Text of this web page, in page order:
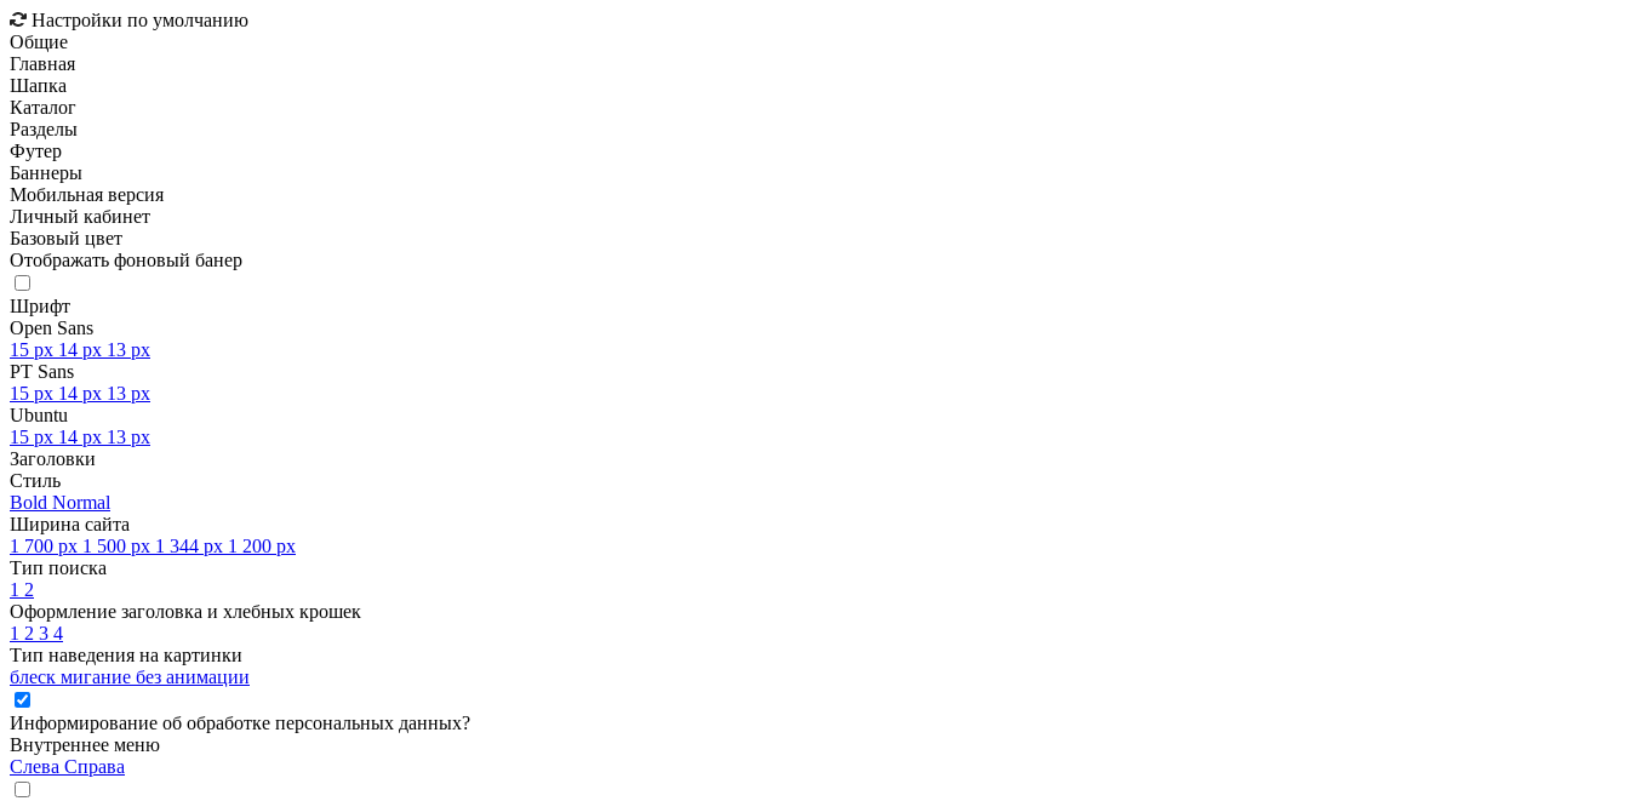
Настройки по умолчанию
Общие
Главная
Шапка
Каталог
Разделы
Футер
Баннеры
Мобильная версия
Личный кабинет
Базовый цвет
Отображать фоновый банер
Шрифт
Open Sans
15 px 14 px 13 px
PT Sans
15 px 14 px 13 px
Ubuntu
15 px 14 px 13 px
Заголовки
Стиль
Bold Normal
Ширина сайта
1 700 px 1 500 px 1 344 px 1 200 px
Тип поиска
1 2
Оформление заголовка и хлебных крошек
1 2 3 4
Тип наведения на картинки
блеск мигание без анимации
Информирование об обработке персональных данных?
Внутреннее меню
Слева Справа